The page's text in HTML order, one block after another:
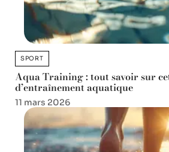
SPORT
Aqua Training : tout savoir sur
d’entraînement aquatique
11 mars 2026